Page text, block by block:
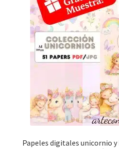
Papeles digitales unicornio y